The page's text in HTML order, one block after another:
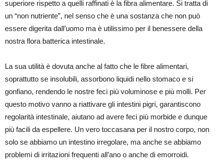
superiore rispetto a quelli raffinati è la fibra alimentare. Si tratta di
un “non nutriente”, nel senso che è una sostanza che non può
essere digerita dall’uomo ma è utilissimo per il benessere della
nostra flora batterica intestinale.
La sua utilità è dovuta anche al fatto che le fibre alimentari,
soprattutto se insolubili, assorbono liquidi nello stomaco e si
gonfiano, rendendo le nostre feci più voluminose e più molli. Per
questo motivo vanno a riattivare gli intestini pigri, garantiscono
regolarità intestinale, aiutano ad avere feci più morbide e dunque
più facili da espellere. Un vero toccasana per il nostro corpo, non
solo se abbiamo un intestino irregolare, ma anche se abbiamo
problemi di irritazioni frequenti all’ano o anche di emorroidi.